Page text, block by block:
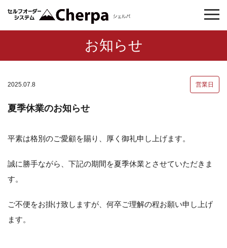
お知らせ
2025.07.8 営業日
夏季休業のお知らせ
平素は格別のご愛顧を賜り、厚く御礼申し上げます。
誠に勝手ながら、下記の期間を夏季休業とさせていただきま
す。
ご不便をお掛け致しますが、何卒ご理解の程お願い申し上げ
ます。